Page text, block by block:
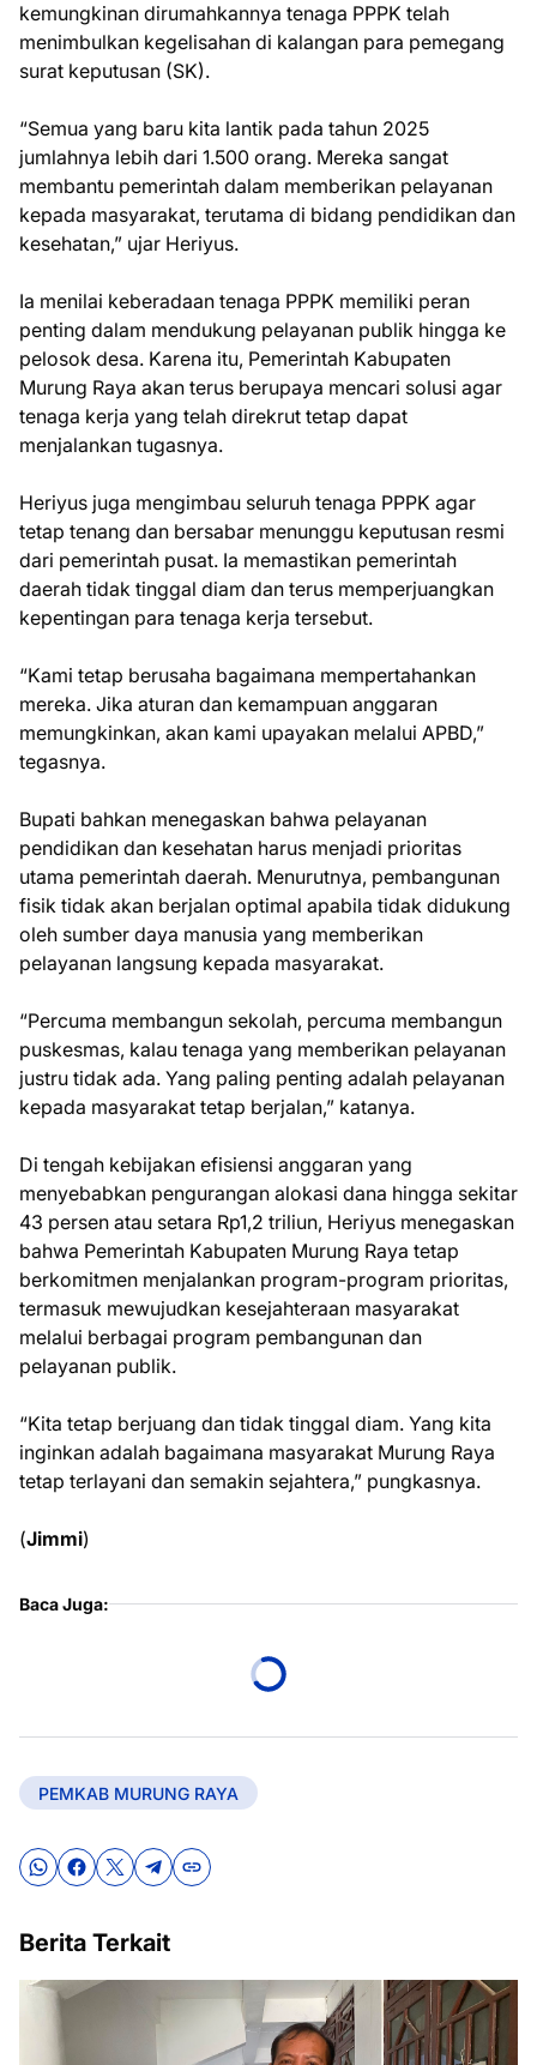
kemungkinan dirumahkannya tenaga PPPK telah
menimbulkan kegelisahan di kalangan para pemegang
surat keputusan (SK).
“Semua yang baru kita lantik pada tahun 2025
jumlahnya lebih dari 1.500 orang. Mereka sangat
membantu pemerintah dalam memberikan pelayanan
kepada masyarakat, terutama di bidang pendidikan dan
kesehatan,” ujar Heriyus.
Ia menilai keberadaan tenaga PPPK memiliki peran
penting dalam mendukung pelayanan publik hingga ke
pelosok desa. Karena itu, Pemerintah Kabupaten
Murung Raya akan terus berupaya mencari solusi agar
tenaga kerja yang telah direkrut tetap dapat
menjalankan tugasnya.
Heriyus juga mengimbau seluruh tenaga PPPK agar
tetap tenang dan bersabar menunggu keputusan resmi
dari pemerintah pusat. Ia memastikan pemerintah
daerah tidak tinggal diam dan terus memperjuangkan
kepentingan para tenaga kerja tersebut.
“Kami tetap berusaha bagaimana mempertahankan
mereka. Jika aturan dan kemampuan anggaran
memungkinkan, akan kami upayakan melalui APBD,”
tegasnya.
Bupati bahkan menegaskan bahwa pelayanan
pendidikan dan kesehatan harus menjadi prioritas
utama pemerintah daerah. Menurutnya, pembangunan
fisik tidak akan berjalan optimal apabila tidak didukung
oleh sumber daya manusia yang memberikan
pelayanan langsung kepada masyarakat.
“Percuma membangun sekolah, percuma membangun
puskesmas, kalau tenaga yang memberikan pelayanan
justru tidak ada. Yang paling penting adalah pelayanan
kepada masyarakat tetap berjalan,” katanya.
Di tengah kebijakan efisiensi anggaran yang
menyebabkan pengurangan alokasi dana hingga sekitar
43 persen atau setara Rp1,2 triliun, Heriyus menegaskan
bahwa Pemerintah Kabupaten Murung Raya tetap
berkomitmen menjalankan program-program prioritas,
termasuk mewujudkan kesejahteraan masyarakat
melalui berbagai program pembangunan dan
pelayanan publik.
“Kita tetap berjuang dan tidak tinggal diam. Yang kita
inginkan adalah bagaimana masyarakat Murung Raya
tetap terlayani dan semakin sejahtera,” pungkasnya.
(Jimmi)
Baca Juga:
PEMKAB MURUNG RAYA
Berita Terkait